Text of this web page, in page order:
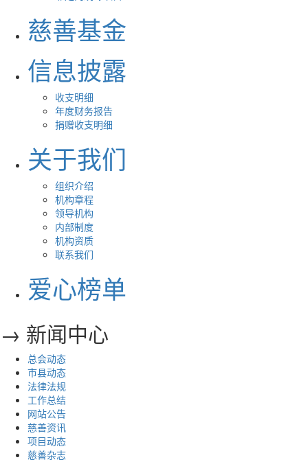
慈善基金
信息披露
收支明细
年度财务报告
捐赠收支明细
关于我们
组织介绍
机构章程
领导机构
内部制度
机构资质
联系我们
爱心榜单
→ 新闻中心
总会动态
市县动态
法律法规
工作总结
网站公告
慈善资讯
项目动态
慈善杂志